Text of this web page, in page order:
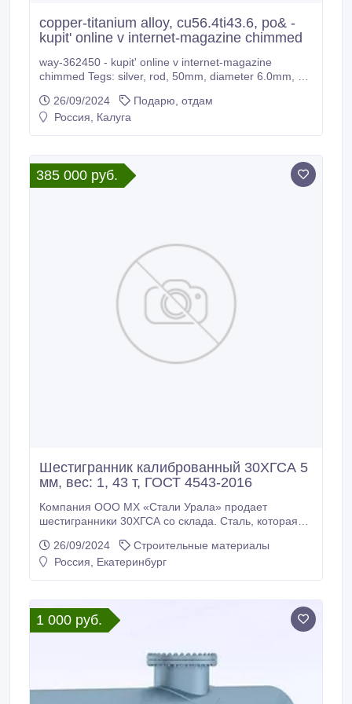
copper-titanium alloy, cu56.4ti43.6, po& -
kupit' online v internet-magazine chimmed
way-362450 - kupit' online v internet-magazine
chimmed Tegs: silver, rod, 50mm, diameter 6.0mm, as
300x300mm, thickness 0.20mm, & - kupit' online v
internet-magazine chimmed iron, rod, 100mm,
26/09/2024
Подарю, отдам
Россия, Калуга
385 000 руб.
Шестигранник калиброванный 30ХГСА 5
мм, вес: 1, 43 т, ГОСТ 4543-2016
Компания ООО МХ «Стали Урала» продает
шестигранники 30ХГСА со склада. Сталь, которая
России (от 100кг), экспорт в страны СНГ. *
Шестигранник калиброванный 30ХГСА 5 мм, вес: 1,
калиброванный 30ХГСА 5, 5 мм, остаток: 0, 4 т,
цена: 385000 руб.
26/09/2024
Строительные материалы
Россия, Екатеринбург
1 000 руб.